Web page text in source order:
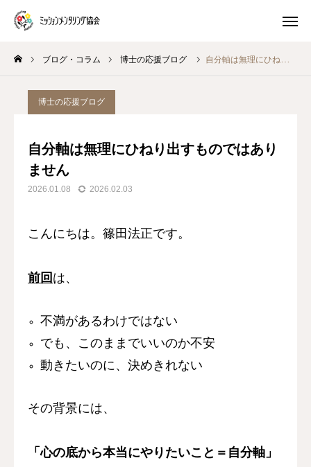
ブログ・コラム 博士の応援ブログ 自分軸は無理にひねり出すものではありません
博士の応援ブログ
自分軸は無理にひねり出すものではあり
ません
2026.01.08 2026.02.03
こんにちは。篠田法正です。
前回 は、
不満があるわけではない
でも、このままでいいのか不安
動きたいのに、決めきれない
その背景には、
「心の底から本当にやりたいこと＝自分軸」
プレ講座
トイロキャラ解説
ミッションメンタリングとは
認定講師
本協会について
お問い合わせ